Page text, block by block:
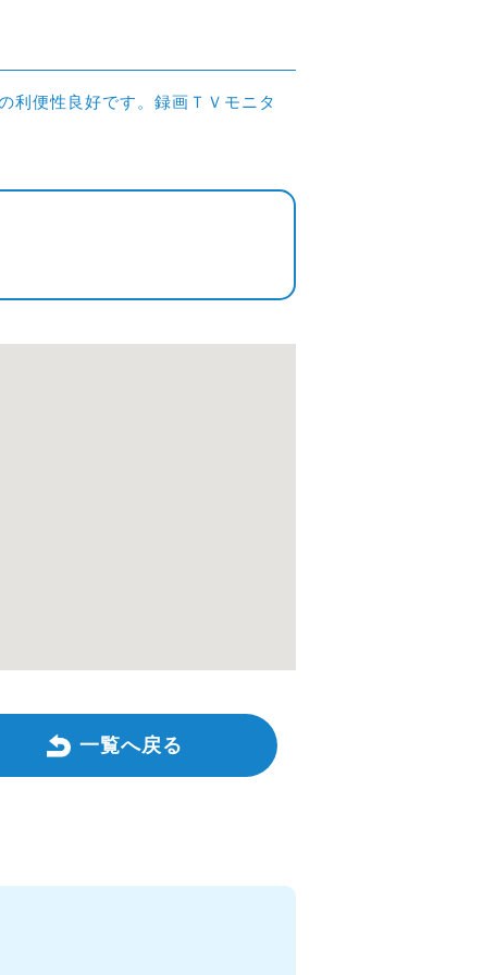
利便性良好です。録画ＴＶモニタ
一覧へ戻る